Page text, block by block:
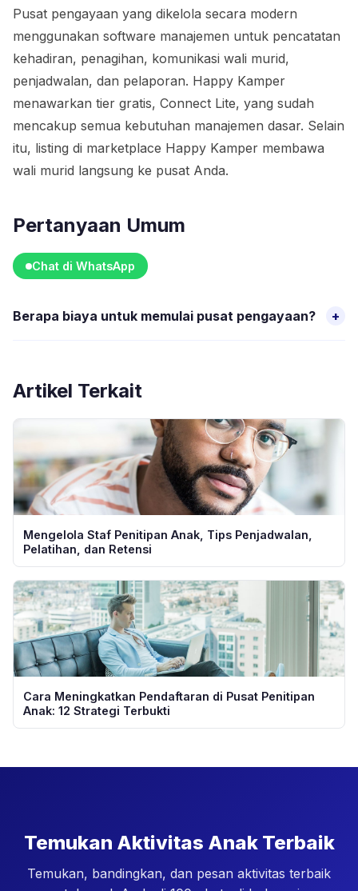
Pusat pengayaan yang dikelola secara modern
menggunakan software manajemen untuk pencatatan
kehadiran, penagihan, komunikasi wali murid,
penjadwalan, dan pelaporan. Happy Kamper
menawarkan tier gratis, Connect Lite, yang sudah
mencakup semua kebutuhan manajemen dasar. Selain
itu, listing di marketplace Happy Kamper membawa
wali murid langsung ke pusat Anda.
Pertanyaan Umum
Chat di WhatsApp
Berapa biaya untuk memulai pusat pengayaan? +
ditawarkan.
Artikel Terkait
Mengelola Staf Penitipan Anak, Tips Penjadwalan,
Pelatihan, dan Retensi
Cara Meningkatkan Pendaftaran di Pusat Penitipan
Anak: 12 Strategi Terbukti
Temukan Aktivitas Anak Terbaik
Temukan, bandingkan, dan pesan aktivitas terbaik